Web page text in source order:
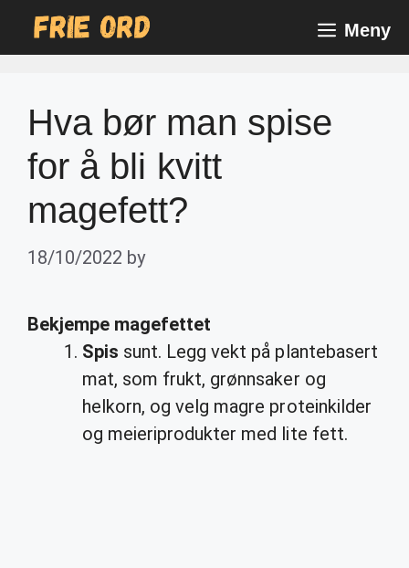
Meny
Hva bør man spise
for å bli kvitt
magefett?
18/10/2022 by
Bekjempe magefettet
Spis sunt. Legg vekt på plantebasert
mat, som frukt, grønnsaker og
helkorn, og velg magre proteinkilder
og meieriprodukter med lite fett.